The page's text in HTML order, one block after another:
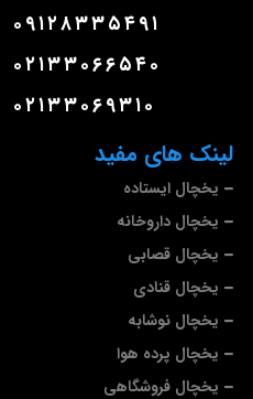
لینک های مفید
یخچال ایستاده
یخچال داروخانه
یخچال قصابی
یخچال قنادی
یخچال نوشابه
یخچال پرده هوا
یخچال فروشگاهی
۰۹۱۲۸۳۳۵۴۹۱
۰۲۱۳۳۰۶۶۵۴۰
۰۲۱۳۳۰۶۹۳۱۰